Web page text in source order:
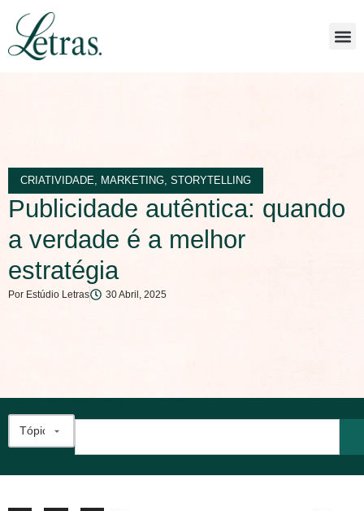
CRIATIVIDADE MARKETING STORYTELLING
Publicidade autêntica: quando
a verdade é a melhor
estratégia
Por Estúdio Letras 30 Abril, 2025